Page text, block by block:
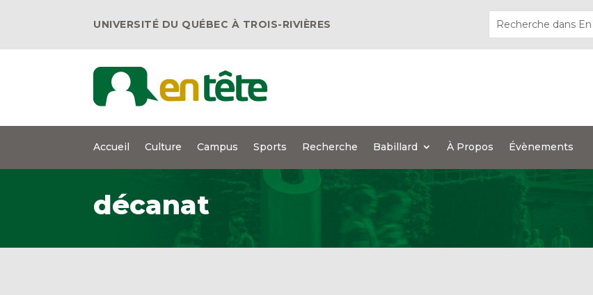
UNIVERSITÉ DU QUÉBEC À TROIS-RIVIÈRES
Accueil Culture Campus Sports Recherche Babillard À Propos Évènements
décanat